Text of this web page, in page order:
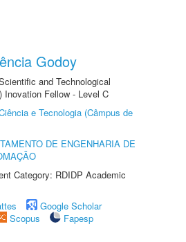
Godoy
and Technological
Inovation Fellow - Level C
e Tecnologia (Câmpus de
DE ENGENHARIA DE
Category: RDIDP Academic
Google Scholar
Scopus
Fapesp